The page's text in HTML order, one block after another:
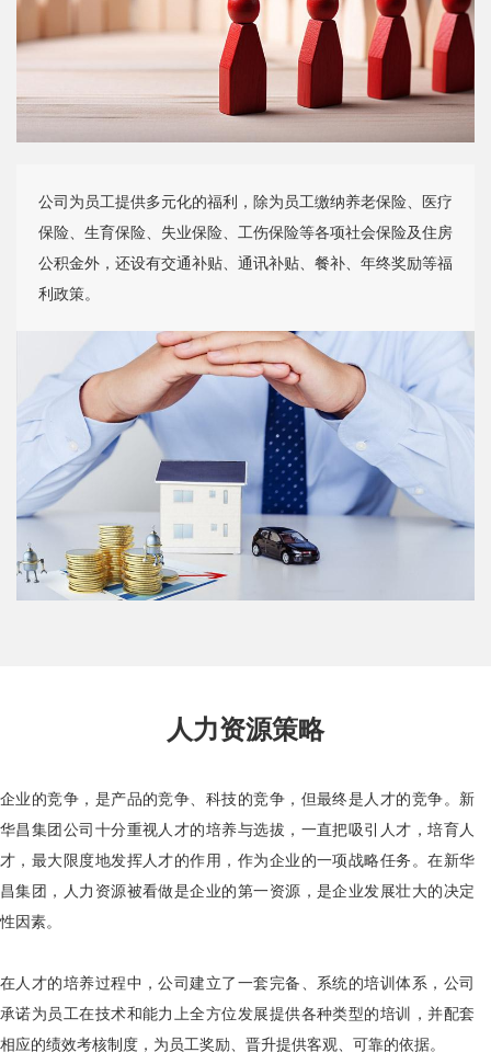
公司为员工提供多元化的福利，除为员工缴纳养老保险、医疗
保险、生育保险、失业保险、工伤保险等各项社会保险及住房
公积金外，还设有交通补贴、通讯补贴、餐补、年终奖励等福
利政策。
人力资源策略
企业的竞争，是产品的竞争、科技的竞争，但最终是人才的竞争。新
华昌集团公司十分重视人才的培养与选拔，一直把吸引人才，培育人
才，最大限度地发挥人才的作用，作为企业的一项战略任务。在新华
昌集团，人力资源被看做是企业的第一资源，是企业发展壮大的决定
性因素。
在人才的培养过程中，公司建立了一套完备、系统的培训体系，公司
承诺为员工在技术和能力上全方位发展提供各种类型的培训，并配套
相应的绩效考核制度，为员工奖励、晋升提供客观、可靠的依据。